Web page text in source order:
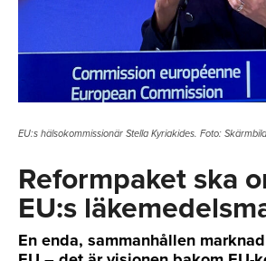
EU:s hälsokommissionär Stella Kyriakides. Foto:
Reformpaket ska
EU:s
En enda, sammanhållen